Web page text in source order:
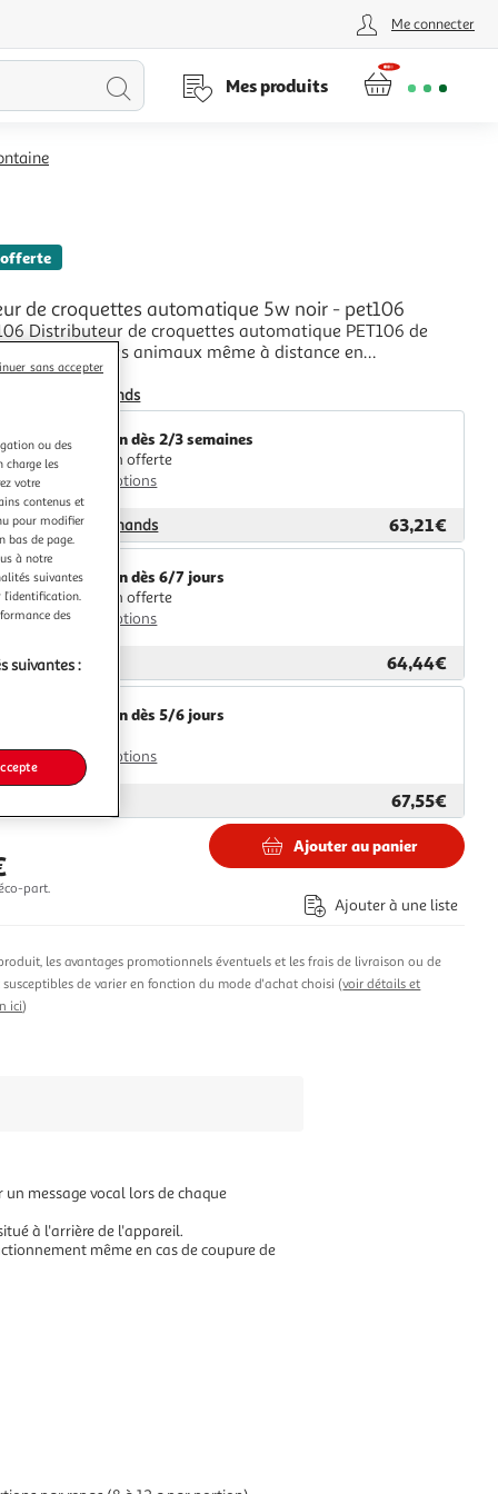
Me connecter
Lancer
Mes produits
de croquettes automatique 5w noir - pet106
Distributeur de croquettes automatique PET106 de
pour nourrir les animaux même à distance en
jusqu'à 10 repas par jour, avec possibilité de diffuser un
lors de chaque distribution.Programmable via
grâce à l'application Tuya compatible iOS
Nouveaux Marchands
Livraison dès 2/3 semaines
Livraison offerte
Plus d'options
Nouveaux Marchands 63,21€
Livraison dès 6/7 jours
Livraison offerte
Plus d'options
GpasPlus 64,44€
Livraison dès 5/6 jours
Plus d'options
67,55€
part.
Ajouter au panier
Ajouter à une liste
les avantages promotionnels éventuels et les frais de livraison ou de
de varier en fonction du mode d'achat choisi (voir détails et
ici)
message vocal lors de chaque
à l'arrière de l'appareil.
même en cas de coupure de
ou des
charge les
votre
contenus et
pour modifier
bas de page.
à notre
suivantes
des
suivantes :
sans accepter